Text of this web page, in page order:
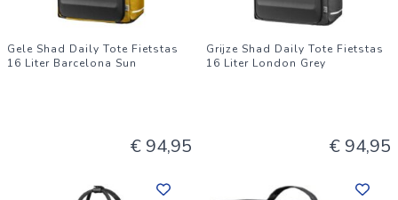
Gele Shad Daily Tote Fietstas
16 Liter Barcelona Sun
€ 94,95
Grijze Shad Daily Tote Fietstas
16 Liter London Grey
€ 94,95